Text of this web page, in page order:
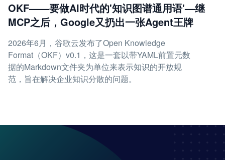
OKF——要做AI时代的'知识图谱通用语'—继
MCP之后，Google又扔出一张Agent王牌
2026年6月，谷歌云发布了Open Knowledge
Format（OKF）v0.1，这是一套以带YAML前置元数
据的Markdown文件夹为单位来表示知识的开放规
范，旨在解决企业知识分散的问题。